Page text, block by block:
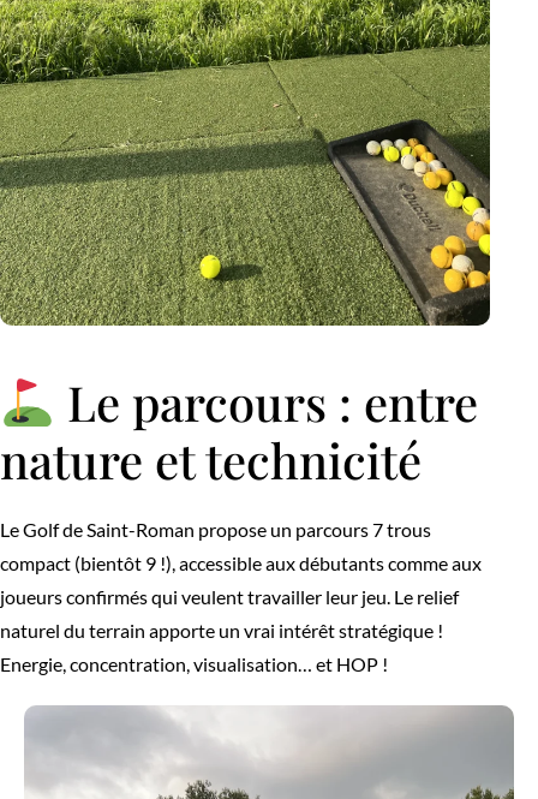
Le parcours : entre
nature et technicité
Le Golf de Saint-Roman propose un parcours 7 trous
compact (bientôt 9 !), accessible aux débutants comme aux
joueurs confirmés qui veulent travailler leur jeu. Le relief
naturel du terrain apporte un vrai intérêt stratégique !
Energie, concentration, visualisation… et HOP !